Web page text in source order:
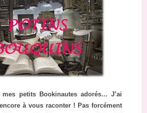
petits Bookinautes adorés… J’ai
à vous raconter ! Pas forcément